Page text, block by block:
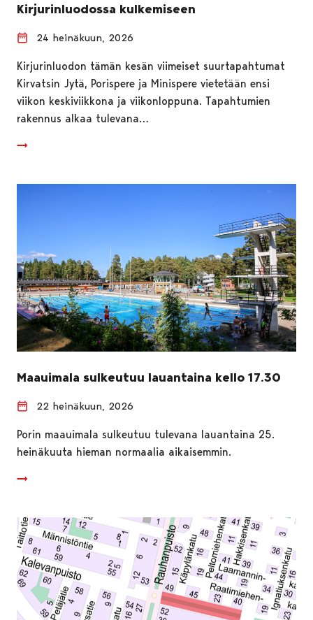
Kirjurinluodossa kulkemiseen
24 heinäkuun, 2026
Kirjurinluodon tämän kesän viimeiset suurtapahtumat
Kirvatsin Jytä, Porispere ja Minispere vietetään ensi
viikon keskiviikkona ja viikonloppuna. Tapahtumien
rakennus alkaa tulevana…
Maauimala sulkeutuu lauantaina kello 17.30
22 heinäkuun, 2026
Porin maauimala sulkeutuu tulevana lauantaina 25.
heinäkuuta hieman normaalia aikaisemmin.